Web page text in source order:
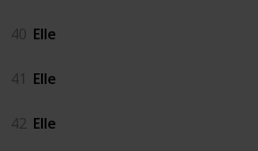
40 Elle
41 Elle
42 Elle